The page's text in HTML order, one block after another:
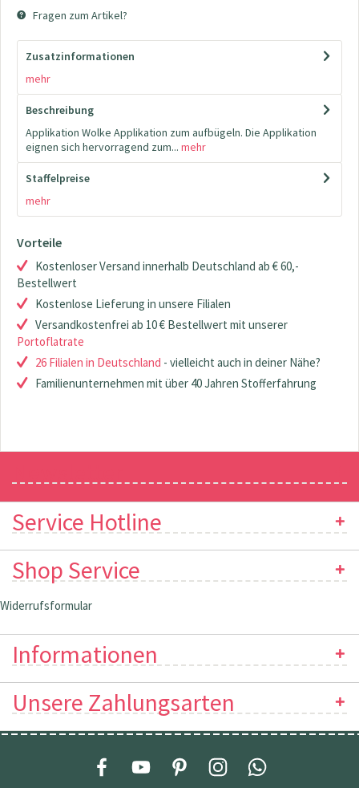
Fragen zum Artikel?
Zusatzinformationen
mehr
Beschreibung
Applikation Wolke Applikation zum aufbügeln. Die Applikation
eignen sich hervorragend zum... mehr
Staffelpreise
mehr
Vorteile
Kostenloser Versand innerhalb Deutschland ab € 60,-
Bestellwert
Kostenlose Lieferung in unsere Filialen
Versandkostenfrei ab 10 € Bestellwert mit unserer
Portoflatrate
26 Filialen in Deutschland - vielleicht auch in deiner Nähe?
Familienunternehmen mit über 40 Jahren Stofferfahrung
Service Hotline
Shop Service
Widerrufsformular
Informationen
Unsere Zahlungsarten